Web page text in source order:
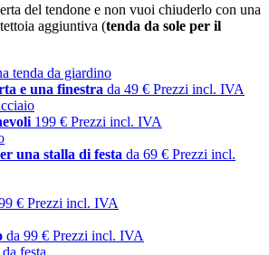
del tendone e non vuoi chiuderlo con una
aggiuntiva (tenda da sole per il
e una finestra da 49 € Prezzi incl. IVA
199 € Prezzi incl. IVA
una stalla di festa da 69 € Prezzi incl.
€ Prezzi incl. IVA
da 99 € Prezzi incl. IVA